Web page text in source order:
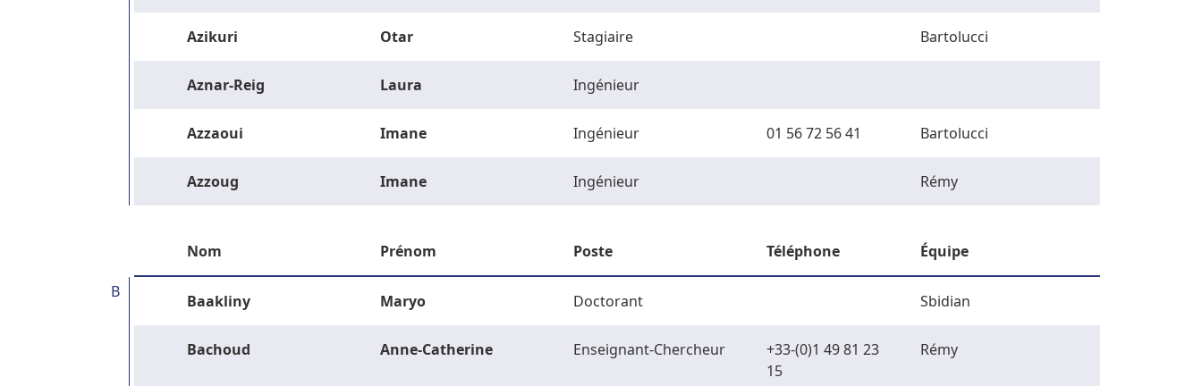
Azikuri Otar Stagiaire Bartolucci
Aznar-Reig Laura Ingénieur
Azzaoui Imane Ingénieur 01 56 72 56 41 Bartolucci
Azzoug Imane Ingénieur Rémy
Nom Prénom Poste Téléphone Équipe
B Baakliny Maryo Doctorant Sbidian
Bachoud Anne-Catherine Enseignant-Chercheur
+33-(0)1 49 81 23
15
Rémy